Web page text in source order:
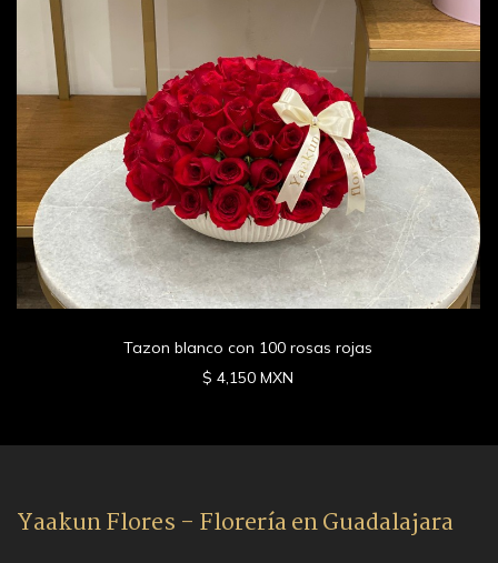
Tazon blanco con 100 rosas rojas
$ 4,150 MXN
Yaakun Flores - Florería en Guadalajara